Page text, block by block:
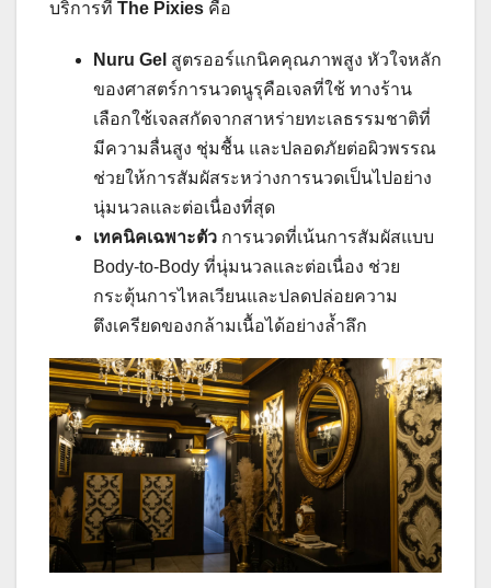
บริการที่ The Pixies คือ
Nuru Gel สูตรออร์แกนิคคุณภาพสูง หัวใจหลัก
ของศาสตร์การนวดนูรุคือเจลที่ใช้ ทางร้าน
เลือกใช้เจลสกัดจากสาหร่ายทะเลธรรมชาติที่
มีความลื่นสูง ชุ่มชื้น และปลอดภัยต่อผิวพรรณ
ช่วยให้การสัมผัสระหว่างการนวดเป็นไปอย่าง
นุ่มนวลและต่อเนื่องที่สุด
เทคนิคเฉพาะตัว การนวดที่เน้นการสัมผัสแบบ
Body-to-Body ที่นุ่มนวลและต่อเนื่อง ช่วย
กระตุ้นการไหลเวียนและปลดปล่อยความ
ตึงเครียดของกล้ามเนื้อได้อย่างล้ำลึก